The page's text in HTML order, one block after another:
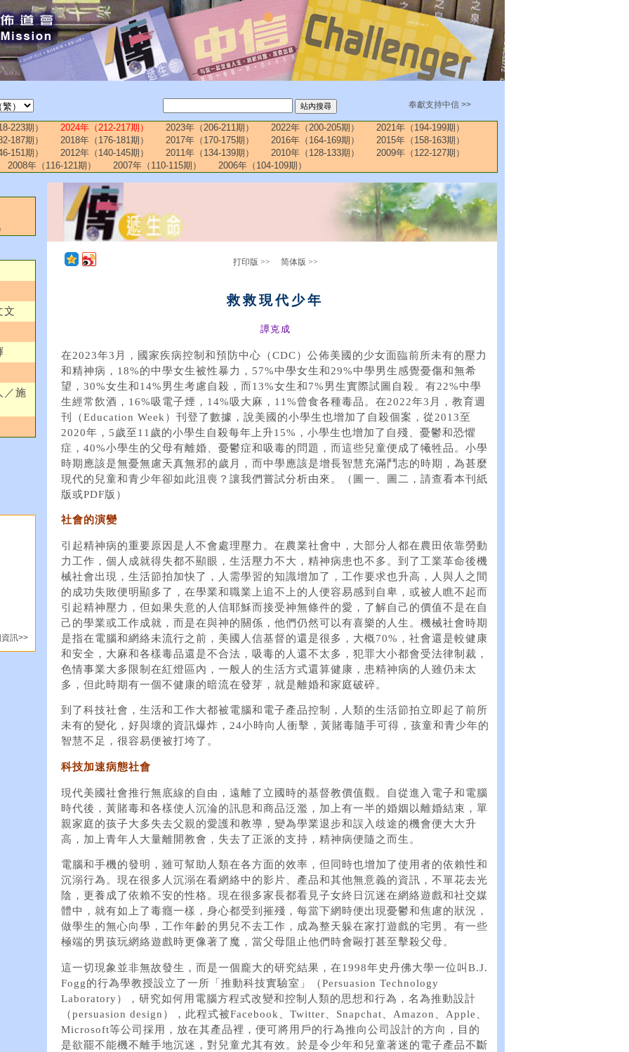
奉獻支持中信 >>
223期） 2024年（212-217期） 2023年（206-211期） 2022年（200-205期）
2021年（194-199期）
187期）
2018年（176-181期） 2017年（170-175期） 2016年（164-169期）
2015年（158-163期）
151期）
2012年（140-145期） 2011年（134-139期） 2010年（128-133期）
2009年（122-127期）
2008年（116-121期）
2007年（110-115期） 2006年（104-109期）
文
／施
訊>>
打印版 >> 简体版 >>
救救現代少年
譚克成
在2023年3月，國家疾病控制和預防中心（CDC）公佈美國的少女面臨前所未有的壓力
和精神病，18%的中學女生被性暴力，57%中學女生和29%中學男生感覺憂傷和無希
望，30%女生和14%男生考慮自殺，而13%女生和7%男生實際試圖自殺。有22%中學
生經常飲酒，16%吸電子煙，14%吸大麻，11%曾食各種毒品。在2022年3月，教育週
刊（Education Week）刊登了數據，說美國的小學生也增加了自殺個案，從2013至
2020年，5歲至11歲的小學生自殺每年上升15%，小學生也增加了自殘、憂鬱和恐懼
症，40%小學生的父母有離婚、憂鬱症和吸毒的問題，而這些兒童便成了犧牲品。小學
時期應該是無憂無慮天真無邪的歲月，而中學應該是增長智慧充滿鬥志的時期，為甚麼
現代的兒童和青少年卻如此沮喪？讓我們嘗試分析由來。（圖一、圖二，請查看本刊紙
版或PDF版）
社會的演變
引起精神病的重要原因是人不會處理壓力。在農業社會中，大部分人都在農田依靠勞動
力工作，個人成就得失都不顯眼，生活壓力不大，精神病患也不多。到了工業革命後機
械社會出現，生活節拍加快了，人需學習的知識增加了，工作要求也升高，人與人之間
的成功失敗便明顯多了，在學業和職業上追不上的人便容易感到自卑，或被人瞧不起而
引起精神壓力，但如果失意的人信耶穌而接受神無條件的愛，了解自己的價值不是在自
己的學業或工作成就，而是在與神的關係，他們仍然可以有喜樂的人生。機械社會時期
是指在電腦和網絡未流行之前，美國人信基督的還是很多，大概70%，社會還是較健康
和安全，大麻和各樣毒品還是不合法，吸毒的人還不太多，犯罪大小都會受法律制裁，
色情事業大多限制在紅燈區內，一般人的生活方式還算健康，患精神病的人雖仍未太
多，但此時期有一個不健康的暗流在發芽，就是離婚和家庭破碎。
到了科技社會，生活和工作大都被電腦和電子產品控制，人類的生活節拍立即起了前所
未有的變化，好與壞的資訊爆炸，24小時向人衝擊，黃賭毒隨手可得，孩童和青少年的
智慧不足，很容易便被打垮了。
科技加速病態社會
現代美國社會推行無底線的自由，遠離了立國時的基督教價值觀。自從進入電子和電腦
時代後，黃賭毒和各樣使人沉淪的訊息和商品泛濫，加上有一半的婚姻以離婚結束，單
親家庭的孩子大多失去父親的愛護和教導，變為學業退步和誤入歧途的機會便大大升
高，加上青年人大量離開教會，失去了正派的支持，精神病便隨之而生。
電腦和手機的發明，雖可幫助人類在各方面的效率，但同時也增加了使用者的依賴性和
沉溺行為。現在很多人沉溺在看網絡中的影片、產品和其他無意義的資訊，不單花去光
陰，更養成了依賴不安的性格。現在很多家長都看見子女終日沉迷在網絡遊戲和社交媒
體中，就有如上了毒癮一樣，身心都受到摧殘，每當下網時便出現憂鬱和焦慮的狀況，
做學生的無心向學，工作年齡的男兒不去工作，成為整天躲在家打遊戲的宅男。有一些
極端的男孩玩網絡遊戲時更像著了魔，當父母阻止他們時會毆打甚至擊殺父母。
這一切現象並非無故發生，而是一個龐大的研究結果，在1998年史丹佛大學一位叫B.J.
Fogg的行為學教授設立了一所「推動科技實驗室」（Persuasion Technology
Laboratory），研究如何用電腦方程式改變和控制人類的思想和行為，名為推動設計
（persuasion design），此程式被Facebook、Twitter、Snapchat、Amazon、Apple、
Microsoft等公司採用，放在其產品裡，便可將用戶的行為推向公司設計的方向，目的
是欲罷不能機不離手地沉迷，對兒童尤其有效。於是令少年和兒童著迷的電子產品不斷